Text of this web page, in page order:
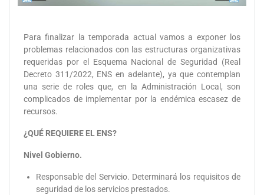
Para finalizar la temporada actual vamos a exponer los
problemas relacionados con las estructuras organizativas
requeridas por el Esquema Nacional de Seguridad (Real
Decreto 311/2022, ENS en adelante), ya que contemplan
una serie de roles que, en la Administración Local, son
complicados de implementar por la endémica escasez de
recursos.
¿QUÉ REQUIERE EL ENS?
Nivel Gobierno.
Responsable del Servicio. Determinará los requisitos de
seguridad de los servicios prestados.